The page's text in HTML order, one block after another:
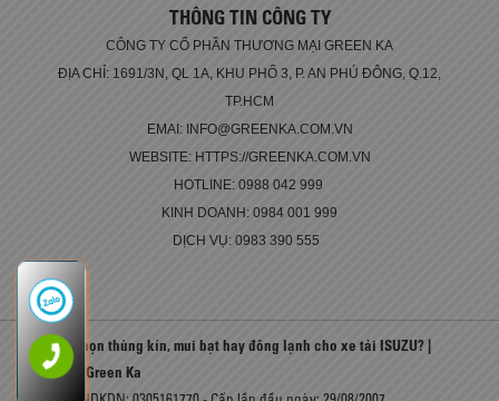
THÔNG TIN CÔNG TY
CÔNG TY CỔ PHẦN THƯƠNG MẠI GREEN KA
ĐỊA CHỈ: 1691/3N, QL 1A, KHU PHỐ 3, P. AN PHÚ ĐÔNG, Q.12,
TP.HCM
EMAI: INFO@GREENKA.COM.VN
WEBSITE: HTTPS://GREENKA.COM.VN
HOTLINE: 0988 042 999
KINH DOANH: 0984 001 999
DỊCH VỤ: 0983 390 555
Nên chọn thùng kín, mui bạt hay đông lạnh cho xe tải ISUZU? |
ISUZU Green Ka